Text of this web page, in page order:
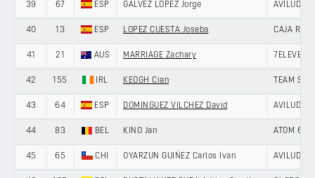
39 67 ESP GALVEZ LOPEZ Jorge AVILUDO -
40 13 ESP LOPEZ CUESTA Joseba CAJA
41 21 AUS MARRIAGE Zachary 7ELEVEN
42 155 IRL KEOGH Cian TEAM
43 64 ESP DOMINGUEZ VILCHEZ David AVILUDO -
44 83 BEL KINO Jan ATOM 6
45 65 CHI OYARZUN GUIÑEZ Carlos Ivan AVILUDO -